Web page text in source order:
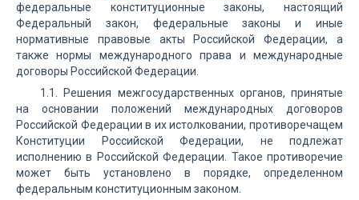
федеральные конституционные законы, настоящий
Федеральный закон, федеральные законы и иные
нормативные правовые акты Российской Федерации, а
также нормы международного права и международные
договоры Российской Федерации.
1.1. Решения межгосударственных органов, принятые
на основании положений международных договоров
Российской Федерации в их истолковании, противоречащем
Конституции Российской Федерации, не подлежат
исполнению в Российской Федерации. Такое противоречие
может быть установлено в порядке, определенном
федеральным конституционным законом.